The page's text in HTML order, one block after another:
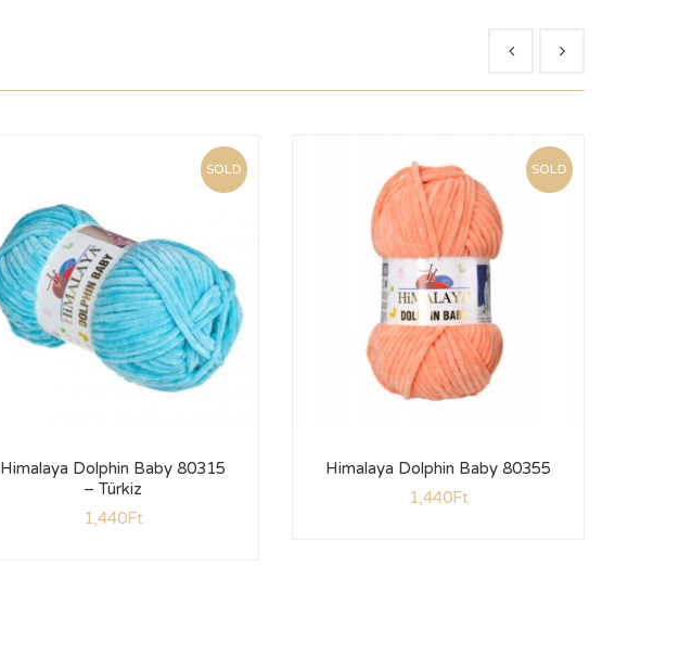
SOLD
Himalaya Dolphin Baby 80315
– Türkiz
1,440Ft
SOLD
Himalaya Dolphin Baby 80355
1,440Ft